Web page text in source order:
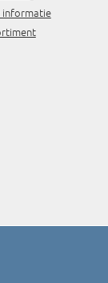
informatie